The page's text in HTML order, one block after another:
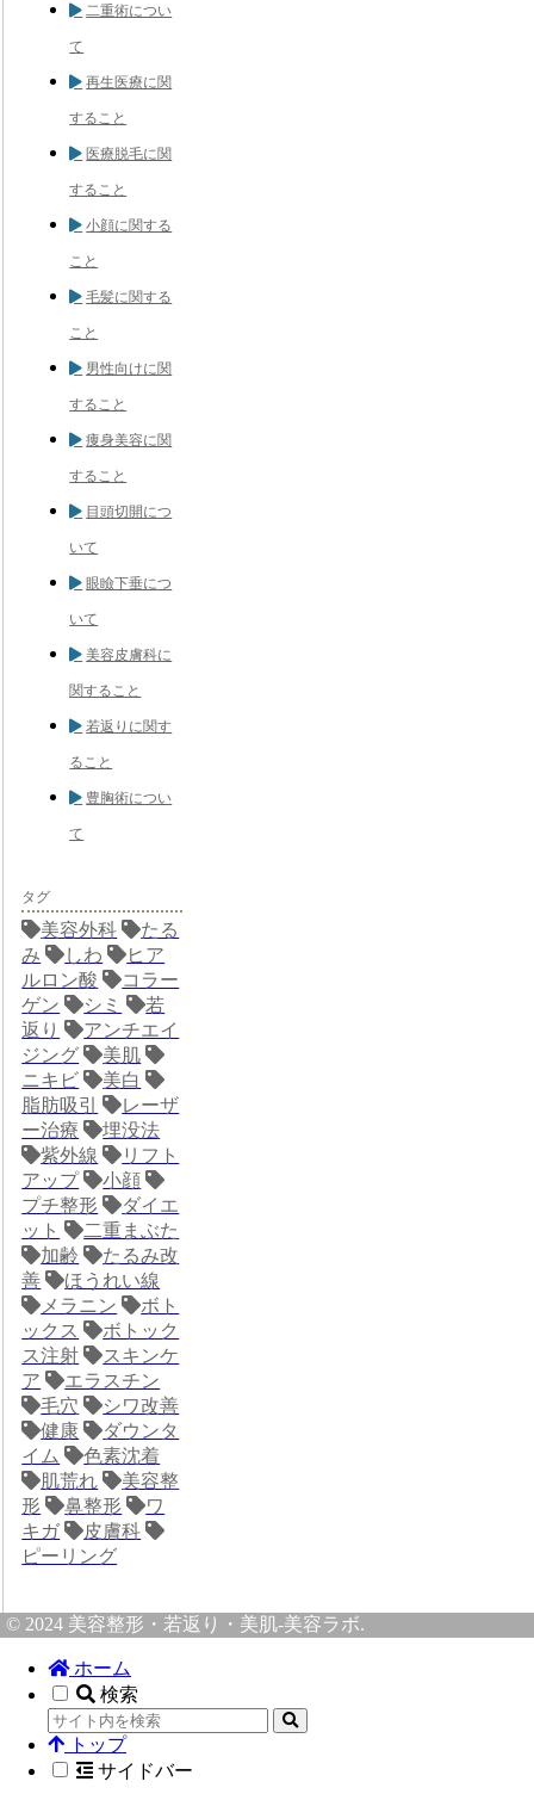
二重術につい
て
再生医療に関
すること
医療脱毛に関
すること
小顔に関する
こと
毛髪に関する
こと
男性向けに関
すること
痩身美容に関
すること
目頭切開につ
いて
眼瞼下垂につ
いて
美容皮膚科に
関すること
若返りに関す
ること
豊胸術につい
て
タグ
美容外科
たる
み
しわ
ヒア
ルロン酸
コラー
ゲン
シミ
若
返り
アンチエイ
ジング
美肌
ニキビ
美白
脂肪吸引
レーザ
ー治療
埋没法
紫外線
リフト
アップ
小顔
プチ整形
ダイエ
ット
二重まぶた
加齢
たるみ改
善
ほうれい線
メラニン
ボト
ックス
ボトック
ス注射
スキンケ
ア
エラスチン
毛穴
シワ改善
健康
ダウンタ
イム
色素沈着
肌荒れ
美容整
形
鼻整形
ワ
キガ
皮膚科
ピーリング
© 2024 美容整形・若返り・美肌-美容ラボ.
ホーム
検索
トップ
サイドバー